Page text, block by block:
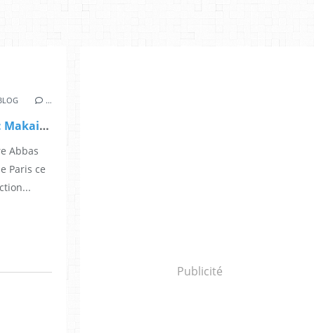
…
Paris: Affaire Abbas Tolli : Makaila.fr au Tribunal de Paris ce mardi 26 janvier 2021
Abbas
Paris ce
Publicité